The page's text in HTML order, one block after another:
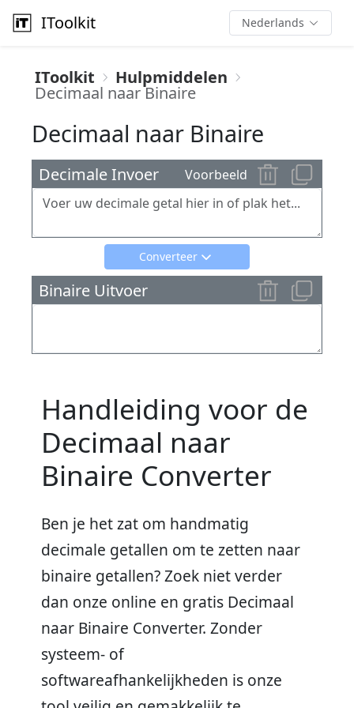
IToolkit Nederlands
IToolkit Hulpmiddelen
Decimaal naar Binaire
Decimaal naar Binaire
Decimale Invoer Voorbeeld
Converteer
Binaire Uitvoer
Handleiding voor de
Decimaal naar
Binaire Converter
Ben je het zat om handmatig
decimale getallen om te zetten naar
binaire getallen? Zoek niet verder
dan onze online en gratis Decimaal
naar Binaire Converter. Zonder
systeem- of
softwareafhankelijkheden is onze